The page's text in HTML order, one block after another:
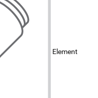
Element